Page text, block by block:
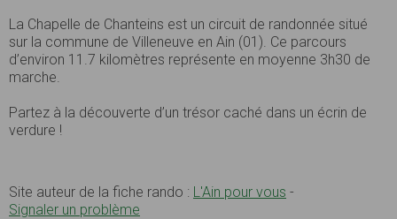
La Chapelle de Chanteins est un circuit de randonnée situé
sur la commune de Villeneuve en Ain (01). Ce parcours
d’environ 11.7 kilomètres représente en moyenne 3h30 de
marche.
Partez à la découverte d’un trésor caché dans un écrin de
verdure !
Site auteur de la fiche rando : L'Ain pour vous -
Signaler un problème